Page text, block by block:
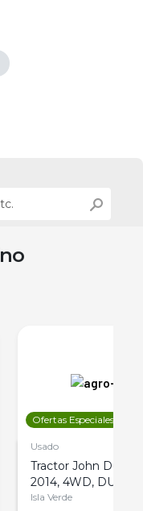
Ofertas Especiales
Usado
Tractor John Deere
2014, 4WD, DUAL
Isla Verde